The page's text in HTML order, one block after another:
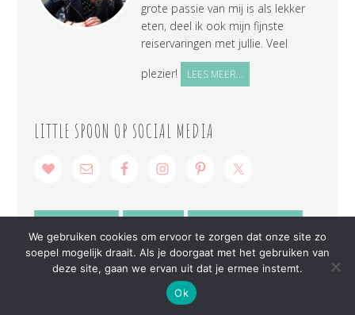
grote passie van mij is als lekker
eten, deel ik ook mijn fijnste
reiservaringen met jullie. Veel
plezier!
LEES MEER...
LITTLE SPOON OP SOCIAL MEDIA
COPYRIGHT © 2026 · LITTLE SPOON
We gebruiken cookies om ervoor te zorgen dat onze site zo
soepel mogelijk draait. Als je doorgaat met het gebruiken van
deze site, gaan we ervan uit dat je ermee instemt.
Ok